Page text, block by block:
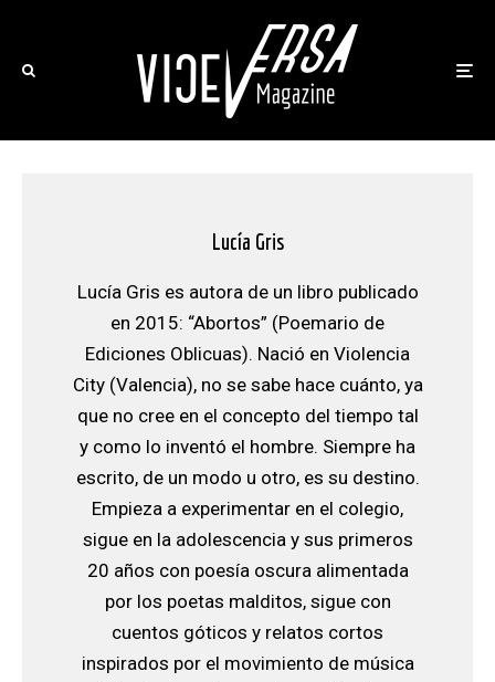
Lucía Gris
Lucía Gris es autora de un libro publicado
en 2015: “Abortos” (Poemario de
Ediciones Oblicuas). Nació en Violencia
City (Valencia), no se sabe hace cuánto, ya
que no cree en el concepto del tiempo tal
y como lo inventó el hombre. Siempre ha
escrito, de un modo u otro, es su destino.
Empieza a experimentar en el colegio,
sigue en la adolescencia y sus primeros
20 años con poesía oscura alimentada
por los poetas malditos, sigue con
cuentos góticos y relatos cortos
inspirados por el movimiento de música